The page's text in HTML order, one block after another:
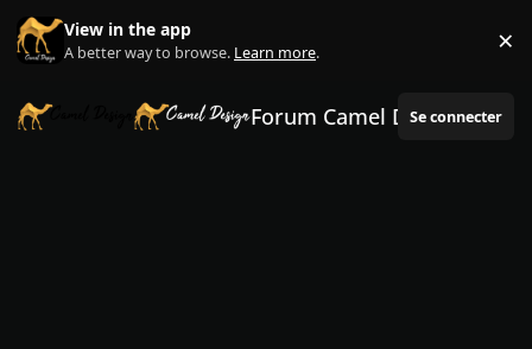
Aller au contenu
View in the app
A better way to browse. Learn more. ×
Forum Camel Design
Se connecter